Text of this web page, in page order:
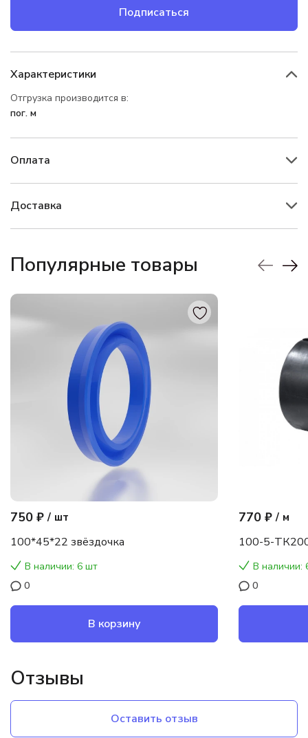
Подписаться
Характеристики
Отгрузка производится в:
пог. м
Оплата
Доставка
Популярные товары
750 ₽ / шт
100*45*22 звёздочка
В наличии: 6 шт
0
В корзину
770 ₽ / м
100-5-
В наличии:
0
Отзывы
Оставить отзыв